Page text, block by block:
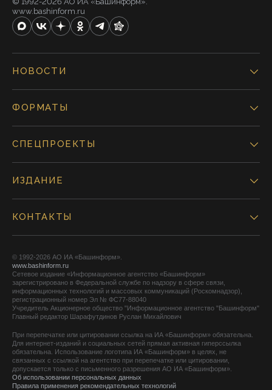
www.bashinform.ru
НОВОСТИ
ФОРМАТЫ
СПЕЦПРОЕКТЫ
ИЗДАНИЕ
КОНТАКТЫ
© 1992-2026 АО ИА «Башинформ».
www.bashinform.ru
Сетевое издание «Информационное агентство «Башинформ»
зарегистрировано в Федеральной службе по надзору в сфере связи,
информационных технологий и массовых коммуникаций (Роскомнадзор),
регистрационный номер Эл № ФС77-88040
Учредитель Акционерное общество "Информационное агентство "Башинформ"
Главный редактор Шарафутдинов Руслан Михайлович
При перепечатке или цитировании ссылка на ИА «Башинформ» обязательна.
Для интернет-изданий и социальных сетей прямая активная гиперссылка
обязательна. Использование логотипа ИА «Башинформ» в целях, не
связанных с ссылкой на агентство при перепечатке или цитировании,
допускается только с письменного разрешения АО ИА «Башинформ».
Об использовании персональных данных
Правила применения рекомендательных технологий